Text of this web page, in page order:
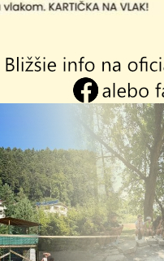
Škraková Margita
Takáč Štefan
Fraňová Mária
Fraňová Mária
Tóthová Serafína
Cúr Mikuláš